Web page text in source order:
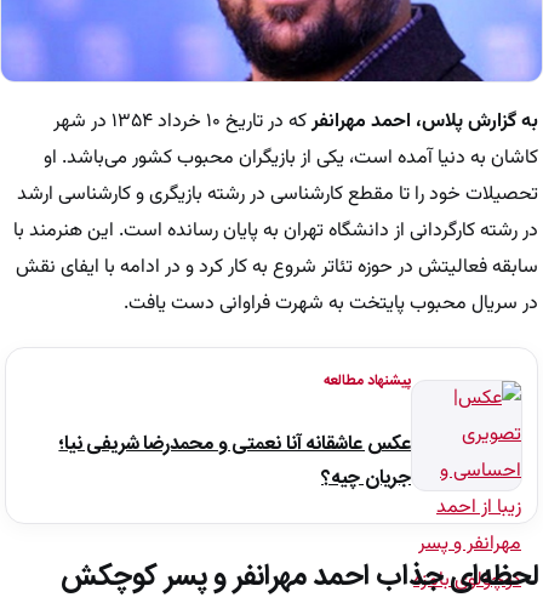
به گزارش پلاس، احمد مهرانفر
که در تاریخ ۱۰ خرداد ۱۳۵۴ در شهر
کاشان به دنیا آمده است، یکی از بازیگران محبوب کشور می‌باشد. او
تحصیلات خود را تا مقطع کارشناسی در رشته بازیگری و کارشناسی ارشد
در رشته کارگردانی از دانشگاه تهران به پایان رسانده است. این هنرمند با
سابقه فعالیتش در حوزه تئاتر شروع به کار کرد و در ادامه با ایفای نقش
در سریال محبوب پایتخت به شهرت فراوانی دست یافت.
پیشنهاد مطالعه
عکس عاشقانه آنا نعمتی و محمدرضا شریفی نیا؛
جریان چیه؟
لحظه‌ای جذاب احمد مهرانفر و پسر کوچکش